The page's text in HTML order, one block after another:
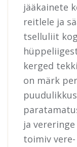
jääkainete
reitlele ja
tselluliit
kerged
on märk
ja
toimiv